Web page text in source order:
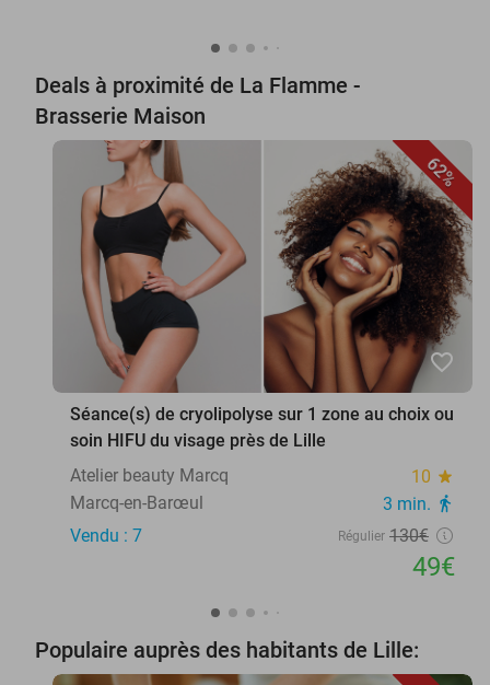
Deals à proximité de La Flamme -
Brasserie Maison
62%
favorite_border
Séance(s) de cryolipolyse sur 1 zone au choix ou
soin HIFU du visage près de Lille
Atelier beauty Marcq
10 star
Marcq-en-Barœul 3 min. directions_walk
Vendu : 7 Régulier 130€
49€
Populaire auprès des habitants de Lille: